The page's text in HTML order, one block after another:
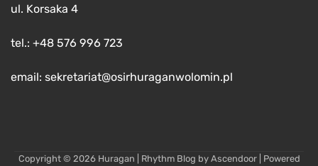
ul. Korsaka 4
tel.: +48 576 996 723
email: sekretariat@osirhuraganwolomin.pl
Copyright © 2026 Huragan | Rhythm Blog by Ascendoor| Powered